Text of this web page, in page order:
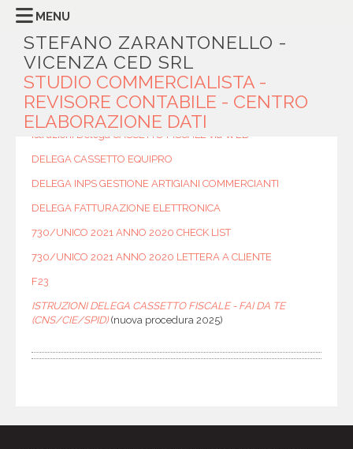
MENU
STEFANO ZARANTONELLO -
VICENZA CED SRL
STUDIO COMMERCIALISTA -
REVISORE CONTABILE - CENTRO
ELABORAZIONE DATI
MODULISTICA
DELEGA CASSETTO FISCALE(vecchia procedura)
Istruzioni Delega CASSETTO FISCALE via WEB
DELEGA CASSETTO EQUIPRO
DELEGA INPS GESTIONE ARTIGIANI COMMERCIANTI
DELEGA FATTURAZIONE ELETTRONICA
730/UNICO 2021 ANNO 2020 CHECK LIST
730/UNICO 2021 ANNO 2020 LETTERA A CLIENTE
F23
ISTRUZIONI DELEGA CASSETTO FISCALE - FAI DA TE
(CNS/CIE/SPID)(nuova procedura 2025)